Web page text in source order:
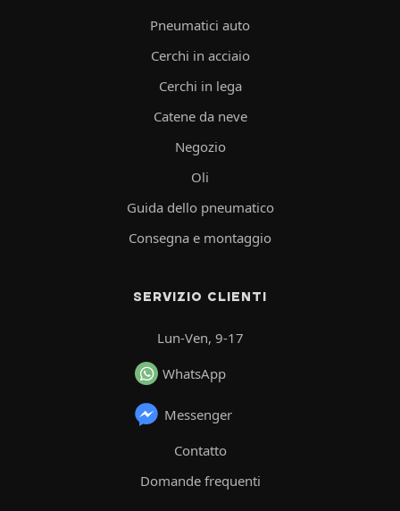
Pneumatici auto
Cerchi in acciaio
Cerchi in lega
Catene da neve
Negozio
Oli
Guida dello pneumatico
Consegna e montaggio
SERVIZIO CLIENTI
Lun-Ven, 9-17
WhatsApp
Messenger
Contatto
Domande frequenti